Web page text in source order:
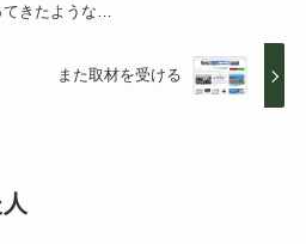
きたような…
また取材を受ける